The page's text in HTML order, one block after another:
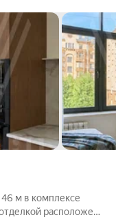
м в комплексе
расположена